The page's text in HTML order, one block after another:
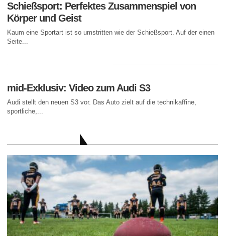
Schießsport: Perfektes Zusammenspiel von
Körper und Geist
Kaum eine Sportart ist so umstritten wie der Schießsport. Auf der einen
Seite...
mid-Exklusiv: Video zum Audi S3
Audi stellt den neuen S3 vor. Das Auto zielt auf die technikaffine,
sportliche,...